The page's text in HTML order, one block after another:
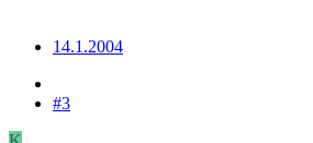
14.1.2004
#3